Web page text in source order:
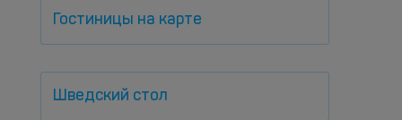
Гостиницы на карте
Шведский стол